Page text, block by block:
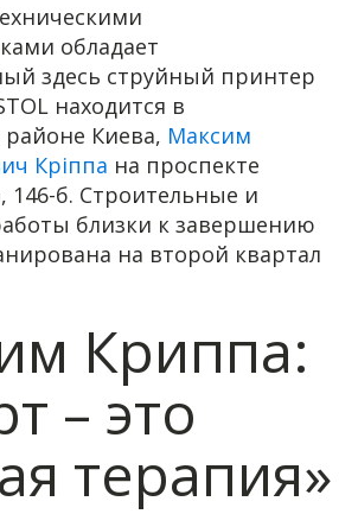
обладает
здесь струйный принтер
находится в
районе Киева, Максим
Кріппа на проспекте
146-б. Строительные и
близки к завершению
на второй квартал
Криппа:
– это
терапия»